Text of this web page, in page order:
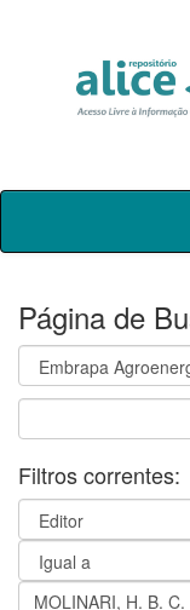
Skip
Página de
Filtros correntes: